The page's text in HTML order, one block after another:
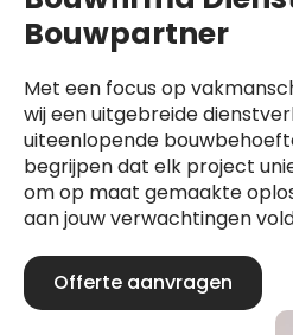
Bouwpartner
Met een focus op
wij een uitgebreide
uiteenlopende
begrijpen dat elk project
om op maat gemaakte
aan jouw verwachtingen
Offerte aanvragen